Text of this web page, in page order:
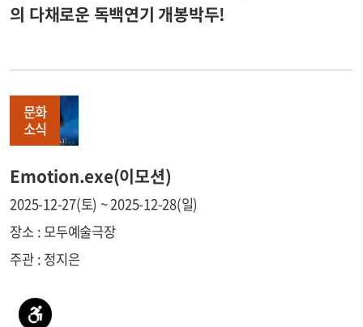
의 다채로운 독백연기 개봉박두!
문화
소식
Emotion.exe(이모션)
2025-12-27(토) ~ 2025-12-28(일)
장소 : 모두예술극장
주관 : 정지은